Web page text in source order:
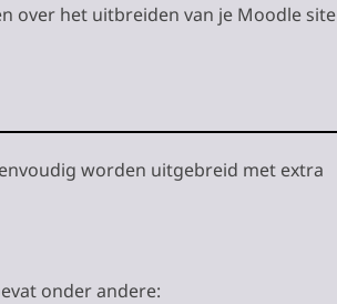
over het uitbreiden van je Moodle site
worden uitgebreid met extra
onder andere: